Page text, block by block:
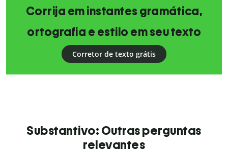
Corrija em instantes gramática,
ortografia e estilo em seu texto
Corretor de texto grátis
Substantivo: Outras perguntas
relevantes